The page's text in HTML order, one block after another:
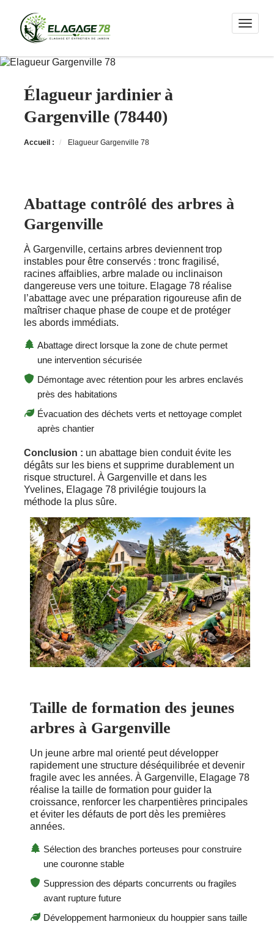
Toggle
Élagueur jardinier à
Gargenville (78440)
Accueil : Elagueur Gargenville 78
Abattage contrôlé des arbres à
Gargenville
À Gargenville, certains arbres deviennent trop
instables pour être conservés : tronc fragilisé,
racines affaiblies, arbre malade ou inclinaison
dangereuse vers une toiture. Elagage 78 réalise
l’abattage avec une préparation rigoureuse afin de
maîtriser chaque phase de coupe et de protéger
les abords immédiats.
Abattage direct lorsque la zone de chute permet
une intervention sécurisée
Démontage avec rétention pour les arbres enclavés
près des habitations
Évacuation des déchets verts et nettoyage complet
après chantier
Conclusion : un abattage bien conduit évite les
dégâts sur les biens et supprime durablement un
risque structurel. À Gargenville et dans les
Yvelines, Elagage 78 privilégie toujours la
méthode la plus sûre.
Taille de formation des jeunes
arbres à Gargenville
Un jeune arbre mal orienté peut développer
rapidement une structure déséquilibrée et devenir
fragile avec les années. À Gargenville, Elagage 78
réalise la taille de formation pour guider la
croissance, renforcer les charpentières principales
et éviter les défauts de port dès les premières
années.
Sélection des branches porteuses pour construire
une couronne stable
Suppression des départs concurrents ou fragiles
avant rupture future
Développement harmonieux du houppier sans taille